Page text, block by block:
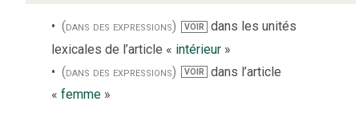
(dans des expressions) VOIR dans les unités
lexicales de l’article « intérieur »
(dans des expressions)
VOIR
dans l’article
« femme »